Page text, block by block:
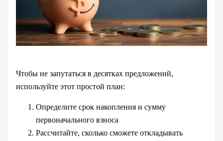
Чтобы не запутаться в десятках предложений,
используйте этот простой план:
Определите срок накопления и сумму
первоначального взноса
Рассчитайте, сколько сможете откладывать